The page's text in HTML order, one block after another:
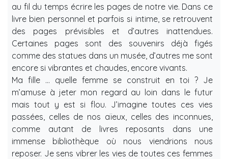
au fil du temps écrire les pages de notre vie. Dans ce
livre bien personnel et parfois si intime, se retrouvent
des pages prévisibles et d’autres inattendues.
Certaines pages sont des souvenirs déjà figés
comme des statues dans un musée, d’autres me sont
encore si vibrantes et chaudes, encore vivants.
Ma fille … quelle femme se construit en toi ? Je
m’amuse à jeter mon regard au loin dans le futur
mais tout y est si flou. J’imagine toutes ces vies
passées, celles de nos aïeux, celles des inconnues,
comme autant de livres reposants dans une
immense bibliothèque où nous viendrions nous
reposer. Je sens vibrer les vies de toutes ces femmes